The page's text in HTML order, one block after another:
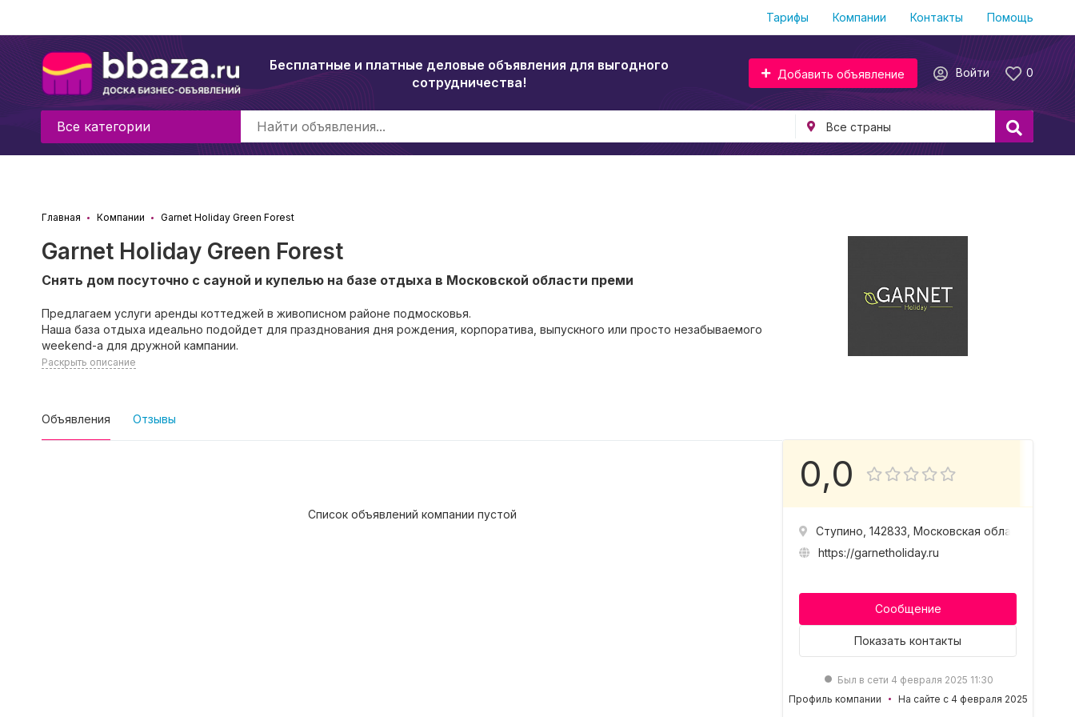
Тарифы Компании Контакты Помощь
Бесплатные и платные деловые объявления для выгодного
сотрудничества!
0
Войти
Добавить объявление
Все категории
Главная Компании Garnet Holiday Green Forest
Garnet Holiday Green Forest
Снять дом посуточно с сауной и купелью на базе отдыха в Московской области преми
Предлагаем услуги аренды коттеджей в живописном районе подмосковья.
Наша база отдыха идеально подойдет для празднования дня рождения, корпоратива, выпускного или просто незабываемого
weekend-а для дружной кампании.
Раскрыть описание
Объявления Отзывы
Список объявлений компании пустой
0,0
Ступино, 142833, Московская область,
https://garnetholiday.ru
Сообщение
Показать контакты
Был в сети 4 февраля 2025 11:30
Профиль компании
На сайте с 4 февраля 2025